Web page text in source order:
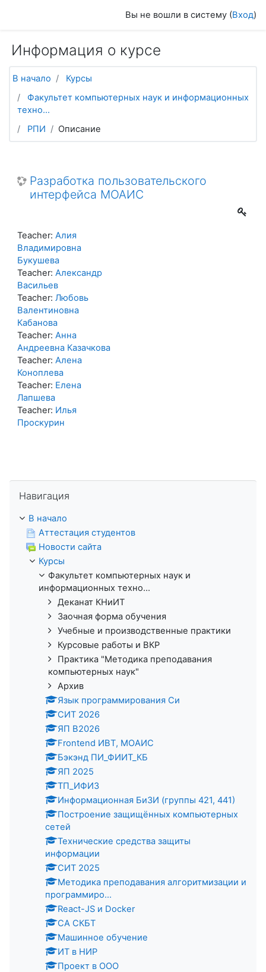
Вы не вошли в систему (Вход)
Информация о курсе
В начало
Курсы
Факультет компьютерных наук и информационных
техно...
РПИ
Описание
Разработка пользовательского
интерфейса МОАИС
Teacher: Алия
Владимировна
Букушева
Teacher: Александр
Васильев
Teacher: Любовь
Валентиновна
Кабанова
Teacher: Анна
Андреевна Казачкова
Teacher: Алена
Коноплева
Teacher: Елена
Лапшева
Teacher: Илья
Проскурин
Навигация
В начало
Аттестация студентов
Новости сайта
Курсы
Факультет компьютерных наук и
информационных техно...
Деканат КНиИТ
Заочная форма обучения
Учебные и производственные практики
Курсовые работы и ВКР
Практика "Методика преподавания
компьютерных наук"
Архив
Язык программирования Си
СИТ 2026
ЯП В2026
Frontend ИВТ, МОАИС
Бэкэнд ПИ_ФИИТ_КБ
ЯП 2025
ТП_ИФИЗ
Информационная БиЗИ (группы 421, 441)
Построение защищённых компьютерных
сетей
Технические средства защиты
информации
СИТ 2025
Методика преподавания алгоритмизации и
программиро...
React-JS и Docker
СА СКБТ
Машинное обучение
ИТ в НИР
Проект в ООО